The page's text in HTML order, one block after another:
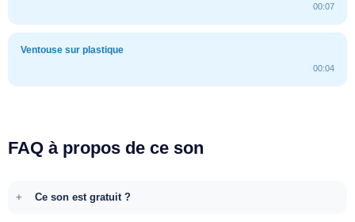
00:07
Ventouse sur plastique
00:04
FAQ à propos de ce son
Ce son est gratuit ?